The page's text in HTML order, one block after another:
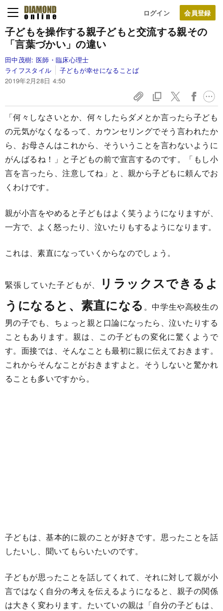
ログイン
子どもを操作する親子どもと交流する親その
「言葉づかい」の違い
田中茂樹: 医師・臨床心理士
ライフスタイル
子どもが幸せになることば
2019年2月28日 4:50
「何々しなさいとか、何々したらダメとか言ったら子ども
の元気がなくなるって、カウンセリングでそう言われたか
ら、お母さんはこれから、そういうことを言わないように
がんばるね！」と子どもの前で宣言するのです。「もし小
言を言ったら、注意してね」と、親から子どもに頼んでお
くわけです。
親が小言をやめると子どもはよく笑うようになりますが、
一方で、よく怒ったり、泣いたりもするようになります。
これは、素直になっていくからなのでしょう。
緊張していた子どもが、
リラックスできるよ
うになると、素直になる 。中学生や高校生の
男の子でも、ちょっと親と口論になったら、泣いたりする
こともあります。親は、この子どもの変化に驚くようで
す。面接では、そんなことも最初に親に伝えておきます。
これからそんなことがおきますよと。そうしないと驚かれ
ることも多いですから。
子どもは、基本的に親のことが好きです。思ったことを話
したいし、聞いてもらいたいのです。
子どもが思ったことを話してくれて、それに対して親が小
言ではなく自分の考えを伝えるようになると、親子の関係
は大きく変わります。たいていの親は「自分の子どもは、